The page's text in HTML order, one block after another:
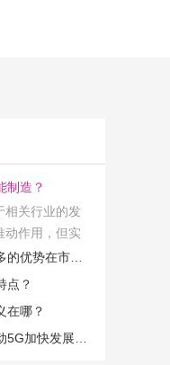
制造？
相关行业的发
动作用，但实
，能够推动
非常的多
点？
在哪？